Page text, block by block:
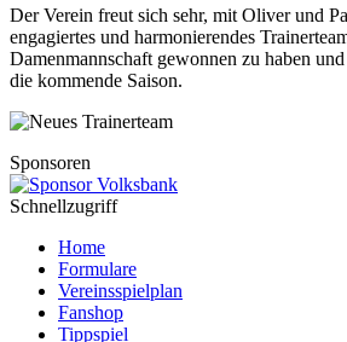
Der Verein freut sich sehr, mit Oliver und
engagiertes und harmonierendes
Damenmannschaft gewonnen zu haben
die kommende Saison.
Sponsoren
Schnellzugriff
Home
Formulare
Vereinsspielplan
Fanshop
Tippspiel